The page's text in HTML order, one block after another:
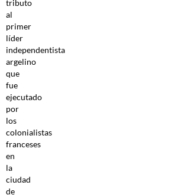
tributo
al
primer
líder
independentista
argelino
que
fue
ejecutado
por
los
colonialistas
franceses
en
la
ciudad
de